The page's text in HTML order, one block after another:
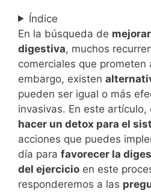
Índice
En la búsqueda de
digestiva, muchos
comerciales que prometen
embargo, existen
pueden ser igual o más
invasivas. En este artículo,
hacer un detox para el
acciones que puedes
día para favorecer la
del ejercicio en este
responderemos a las